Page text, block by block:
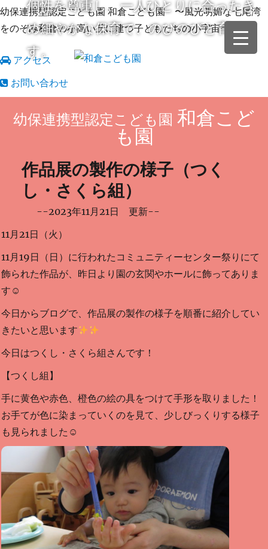
幼保連携型認定こども園 和倉こども園 〜風光明媚な七尾湾
をのぞみ和倉の小高い丘に建つ子どもたちの小宇宙〜
アクセス
お問い合わせ
個性を尊重し、一人ひとりに合ったき
め細やかな保育で、のびのびと育てま
す。
幼保連携型認定こども園 和倉こど
も園
作品展の製作の様子（つく
し・さくら組）
--2023年11月21日 更新--
11月21日（火）
11月19日（日）に行われたコミュニティーセンター祭りにて
飾られた作品が、昨日より園の玄関やホールに飾ってありま
す☺
今日からブログで、作品展の製作の様子を順番に紹介してい
きたいと思います
今日はつくし・さくら組さんです！
【つくし組】
手に黄色や赤色、橙色の絵の具をつけて手形を取りました！
お手てが色に染まっていくのを見て、少しびっくりする様子
も見られました☺